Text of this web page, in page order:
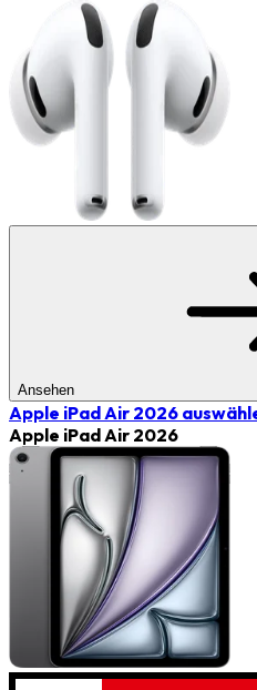
Ansehen
Apple iPad Air 2026
Apple iPad Air 2026